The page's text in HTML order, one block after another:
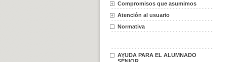
Compromisos que asumimos
Atención al usuario
Normativa
AYUDA PARA EL ALUMNADO